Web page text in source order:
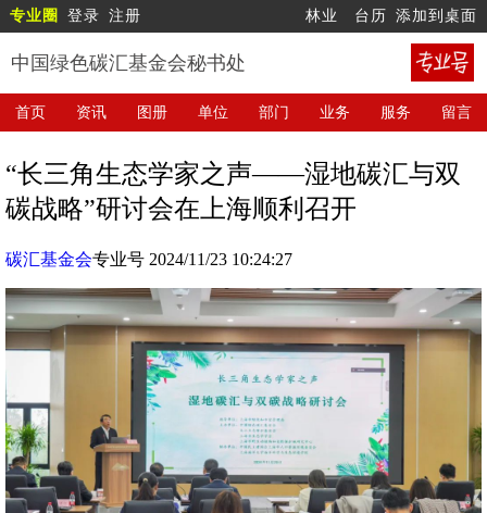
专业圈 登录 注册 林业 台历 添加到桌面
中国绿色碳汇基金会秘书处
首页 资讯 图册 单位 部门 业务 服务 留言
“长三角生态学家之声——湿地碳汇与双
碳战略”研讨会在上海顺利召开
碳汇基金会专业号 2024/11/23 10:24:27